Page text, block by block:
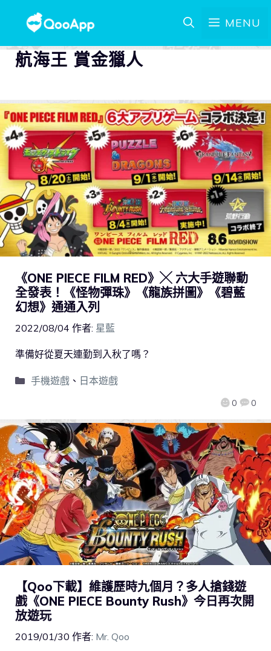
MENU
航海王 賞金獵人
《ONE PIECE FILM RED》╳ 六大手遊聯動
全發表！《怪物彈珠》《龍族拼圖》《碧藍
幻想》通通入列
2022/08/04 作者: 星藍
0 0
準備好從夏天連勤到入秋了嗎？
手機遊戲、 日本遊戲
【Qoo下載】維護歷時九個月？多人搶錢遊
戲《ONE PIECE Bounty Rush》今日再次開
放遊玩
2019/01/30 作者: Mr. Qoo